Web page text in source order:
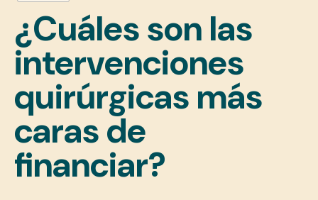
¿Cuáles son las
intervenciones
quirúrgicas más
caras de
financiar?